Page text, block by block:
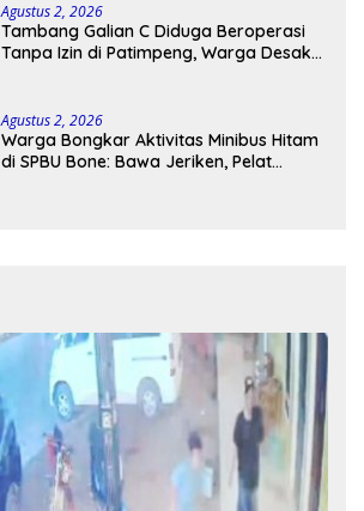
Agustus 2, 2026
Tambang Galian C Diduga Beroperasi
Tanpa Izin di Patimpeng, Warga Desak
Agustus 2, 2026
Warga Bongkar Aktivitas Minibus Hitam
di SPBU Bone: Bawa Jeriken, Pelat